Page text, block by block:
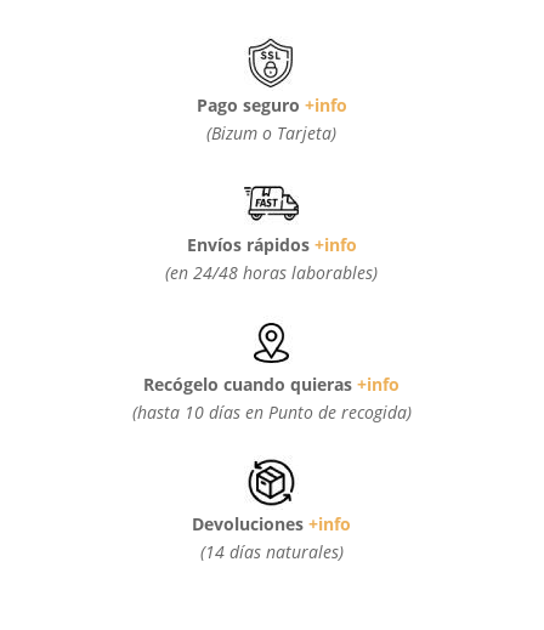
Pago seguro +info
(Bizum o Tarjeta)
Envíos rápidos +info
(en 24/48 horas laborables)
Recógelo cuando quieras+info
(hasta 10 días en Punto de recogida)
Devoluciones+info
(14 días naturales)